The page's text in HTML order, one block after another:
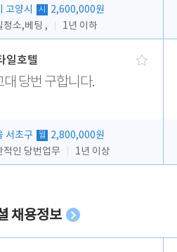
고양시 시
2,600,000원
청소,베팅 ,
1년 이하
일호텔
대 당번 구합니다.
서초구 월
2,800,000원
적인 당번업무
1년 이상
채용정보